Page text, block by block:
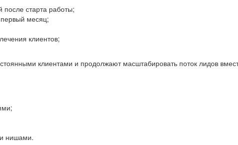
старта работы;
месяц;
клиентов;
клиентами и продолжают масштабировать поток лидов
нишами.